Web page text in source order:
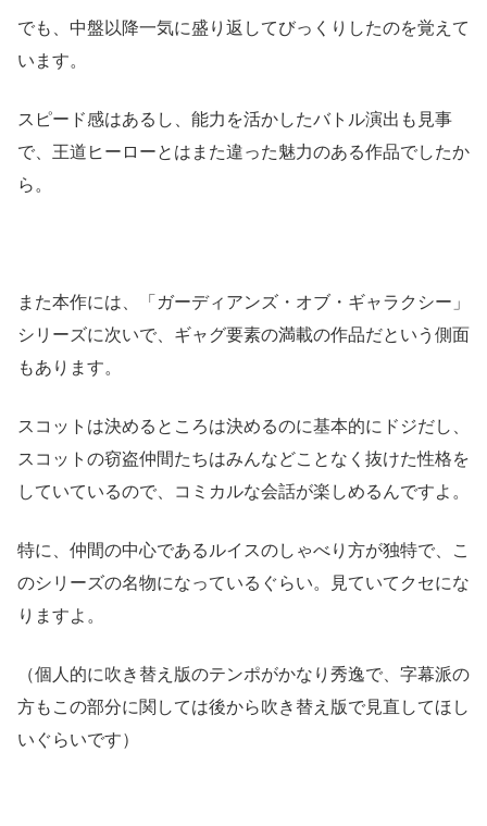
でも、中盤以降一気に盛り返してびっくりしたのを覚えて
います。
スピード感はあるし、能力を活かしたバトル演出も見事
で、王道ヒーローとはまた違った魅力のある作品でしたか
ら。
また本作には、「ガーディアンズ・オブ・ギャラクシー」
シリーズに次いで、ギャグ要素の満載の作品だという側面
もあります。
スコットは決めるところは決めるのに基本的にドジだし、
スコットの窃盗仲間たちはみんなどことなく抜けた性格を
していているので、コミカルな会話が楽しめるんですよ。
特に、仲間の中心であるルイスのしゃべり方が独特で、こ
のシリーズの名物になっているぐらい。見ていてクセにな
りますよ。
（個人的に吹き替え版のテンポがかなり秀逸で、字幕派の
方もこの部分に関しては後から吹き替え版で見直してほし
いぐらいです）